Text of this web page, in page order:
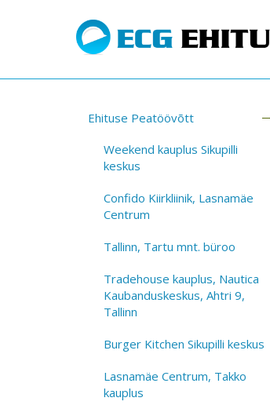
Ehituse Peatöövõtt
Weekend kauplus Sikupilli
keskus
Confido Kiirkliinik, Lasnamäe
Centrum
Tallinn, Tartu mnt. büroo
Tradehouse kauplus, Nautica
Kaubanduskeskus, Ahtri 9,
Tallinn
Burger Kitchen Sikupilli keskus
Lasnamäe Centrum, Takko
kauplus